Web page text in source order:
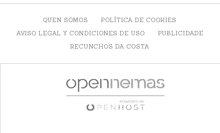
QUEN SOMOS
POLÍTICA DE COOKIES
AVISO LEGAL Y CONDICIONES DE USO
PUBLICIDADE
RECUNCHOS DA COSTA